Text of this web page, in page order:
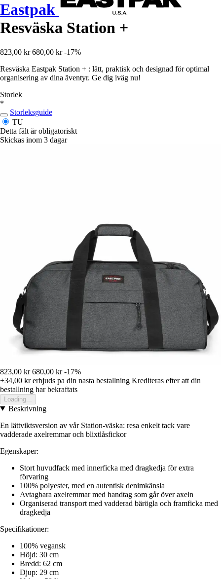
Eastpak
Resväska Station +
823,00 kr 680,00 kr -17%
Resväska Eastpak Station + : lätt, praktisk och designad för optimal
organisering av dina äventyr. Ge dig iväg nu!
Storlek
*
Storleksguide
TU
Detta fält är obligatoriskt
Skickas inom 3 dagar
823,00 kr 680,00 kr -17%
+34,00 krerbjuds pa din nasta bestallning Krediteras efter att din
bestallning har bekraftats
Loading...
Beskrivning
En lättviktsversion av vår Station-väska: resa enkelt tack vare
vadderade axelremmar och blixtlåsfickor
Egenskaper:
Stort huvudfack med innerficka med dragkedja för extra
förvaring
100% polyester, med en autentisk denimkänsla
Avtagbara axelremmar med handtag som går över axeln
Organiserad transport med vadderad bärögla och framficka med
dragkedja
Specifikationer:
100% vegansk
Höjd: 30 cm
Bredd: 62 cm
Djup: 29 cm